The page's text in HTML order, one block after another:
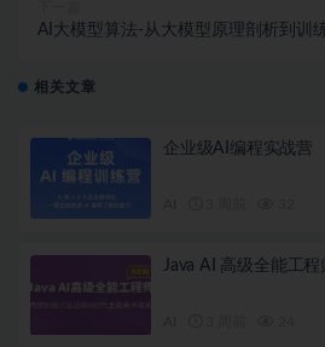
AI大模型算法-从大模型原理剖析到训
相关文章
企业级AI编程实战营
Java AI 高级全能工程